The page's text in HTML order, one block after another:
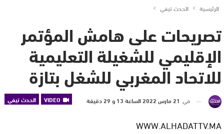
الرئيسية الحدث تيفي
تصريحات على هامش المؤتمر
الإقليمي للشغيلة التعليمية
للاتحاد المغربي للشغل بتازة
الحدث تيفي في 21 مارس 2022 الساعة 13 و 29 دقيقة
WWW.ALHADATTV.MA